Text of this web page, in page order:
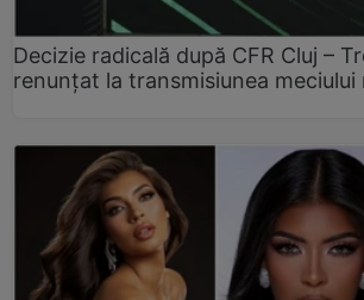
Decizie radicală după CFR Cluj –
renunțat la transmisiunea meciului